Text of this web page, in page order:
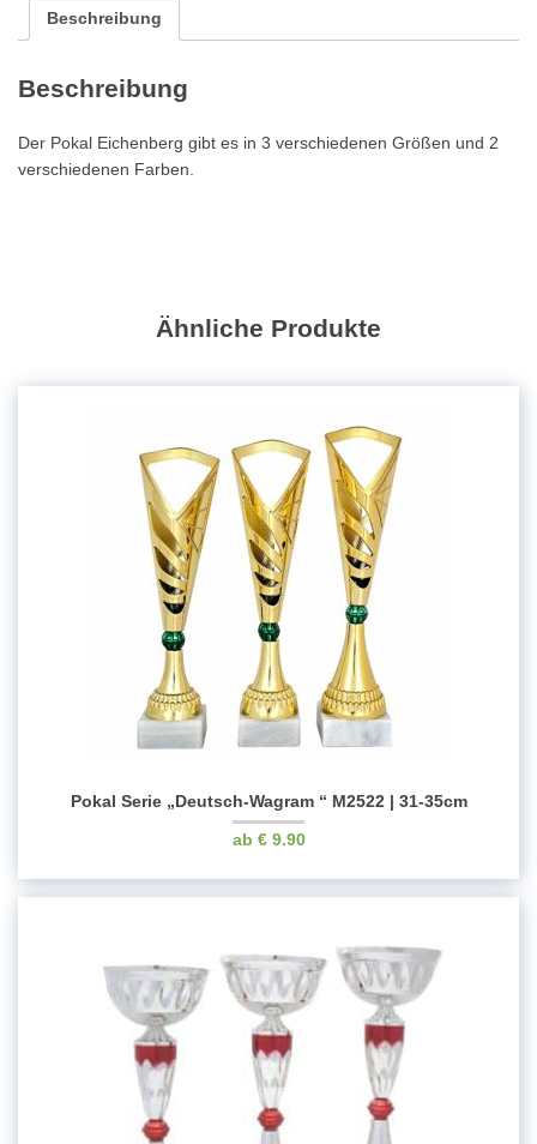
G1945
|
35cm
Beschreibung
Beschreibung
Der Pokal Eichenberg gibt es in 3 verschiedenen Größen und 2
verschiedenen Farben.
Ähnliche Produkte
Pokal Serie „Deutsch-Wagram “ M2522 | 31-35cm
€9.90